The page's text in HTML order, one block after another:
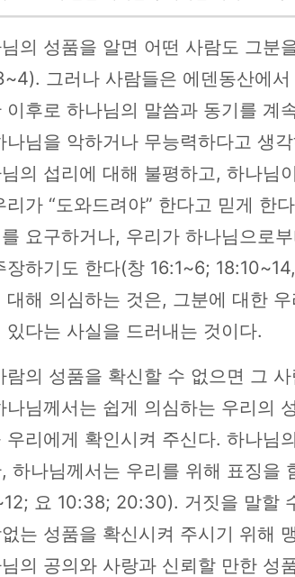
의 성품을 알면 어떤 사람도 그분
그러나 사람들은 에덴동산에
이후로 하나님의 말씀과 동기를 계
나님을 악하거나 무능력하다고 생
의 섭리에 대해 불평하고, 하나님
리가 “도와드려야” 한다고 믿게 한
요구하거나, 우리가 하나님으로
장하기도 한다(창 16:1~6;
대해 의심하는 것은, 그분에 대한
있다는 사실을 드러내는 것이다.
람의 성품을 확신할 수 없으면 그
나님께서는 쉽게 의심하는 우리의
우리에게 확인시켜 주신다. 하나님
하나님께서는 우리를 위해 표징
요 10:38; 20:30). 거짓을 말할
는 성품을 확신시켜 주시기 위해
의 공의와 사랑과 신뢰할 만한 성